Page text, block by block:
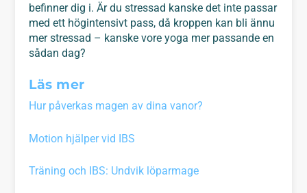
befinner dig i. Är du stressad kanske det inte passar
med ett högintensivt pass, då kroppen kan bli ännu
mer stressad – kanske vore yoga mer passande en
sådan dag?
Läs mer
Hur påverkas magen av dina vanor?
Motion hjälper vid IBS
Träning och IBS: Undvik löparmage